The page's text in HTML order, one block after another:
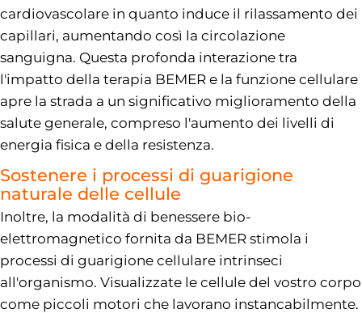
cardiovascolare in quanto induce il rilassamento dei
capillari, aumentando così la circolazione
sanguigna. Questa profonda interazione tra
l'impatto della terapia BEMER e la funzione cellulare
apre la strada a un significativo miglioramento della
salute generale, compreso l'aumento dei livelli di
energia fisica e della resistenza.
Sostenere i processi di guarigione
naturale delle cellule
Inoltre, la modalità di benessere bio-
elettromagnetico fornita da BEMER stimola i
processi di guarigione cellulare intrinseci
all'organismo. Visualizzate le cellule del vostro corpo
come piccoli motori che lavorano instancabilmente.